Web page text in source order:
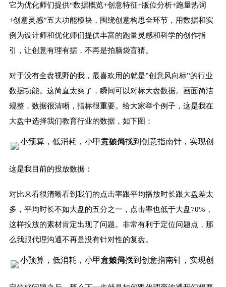
它为优化师们提供“数据概览+创意特征+版位分析+跑量热词
+创意灵感”五大功能模块，围绕创意构思全环节，用数据和实
例为设计师和优化师们提供丰富的跑量灵感和科学的创作指
引，让创意有理有据，不再是拍脑袋盲猜。
对于没有全盘视野的我，最喜欢用的就是”创意风向标”的行业
数据功能。这简直太爽了，瞬间可以对标大盘数据。画面简洁
规整，数据很清晰，指标很重要。给大家举个例子，这是我在
大盘中选择我们教育行业的数据，如下图：
这是我目前的投放数据：
对比来看很清晰看到我们的点击率跟平均播放时长跟大盘差太
多，平均时长不如大盘的五分之一，点击率也低于大盘70%，
这样投放的素材肯定出现了问题。非常有利于定位问题点，那
么我跟代理沟通不再是没有针对性的复盘。